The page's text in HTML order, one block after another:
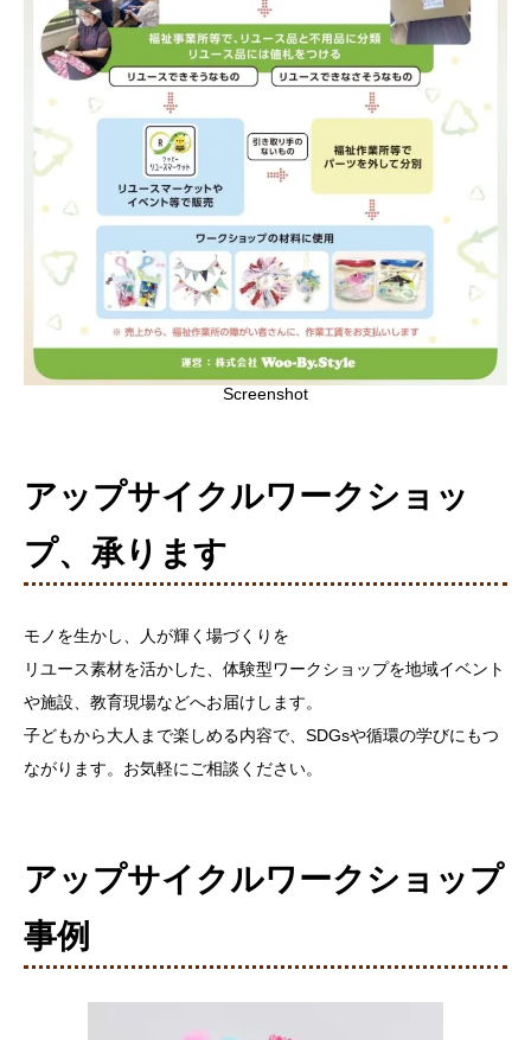
Screenshot
アップサイクルワークショッ
プ、承ります
モノを生かし、人が輝く場づくりを
リユース素材を活かした、体験型ワークショップを地域イベント
や施設、教育現場などへお届けします。
子どもから大人まで楽しめる内容で、SDGsや循環の学びにもつ
ながります。お気軽にご相談ください。
アップサイクルワークショップ
事例